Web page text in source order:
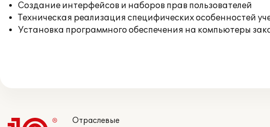
Создание интерфейсов и наборов прав пользователей
Техническая реализация специфических особенностей
Установка программного обеспечения на компьютеры
Отраслевые